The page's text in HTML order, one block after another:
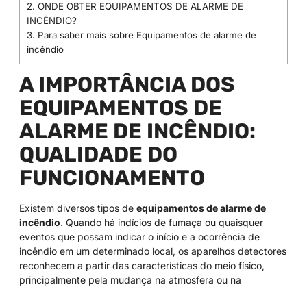
2. ONDE OBTER EQUIPAMENTOS DE ALARME DE
INCÊNDIO?
3. Para saber mais sobre Equipamentos de alarme de
incêndio
A IMPORTÂNCIA DOS
EQUIPAMENTOS DE
ALARME DE INCÊNDIO:
QUALIDADE DO
FUNCIONAMENTO
Existem diversos tipos de equipamentos de alarme de
incêndio. Quando há indícios de fumaça ou quaisquer
eventos que possam indicar o início e a ocorrência de
incêndio em um determinado local, os aparelhos detectores
reconhecem a partir das características do meio físico,
principalmente pela mudança na atmosfera ou na